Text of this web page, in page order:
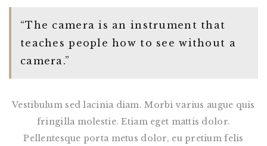
“The camera is an instrument that
teaches people how to see without a
camera.”
Vestibulum sed lacinia diam. Morbi varius augue quis
fringilla molestie. Etiam eget mattis dolor.
Pellentesque porta metus dolor, eu pretium felis